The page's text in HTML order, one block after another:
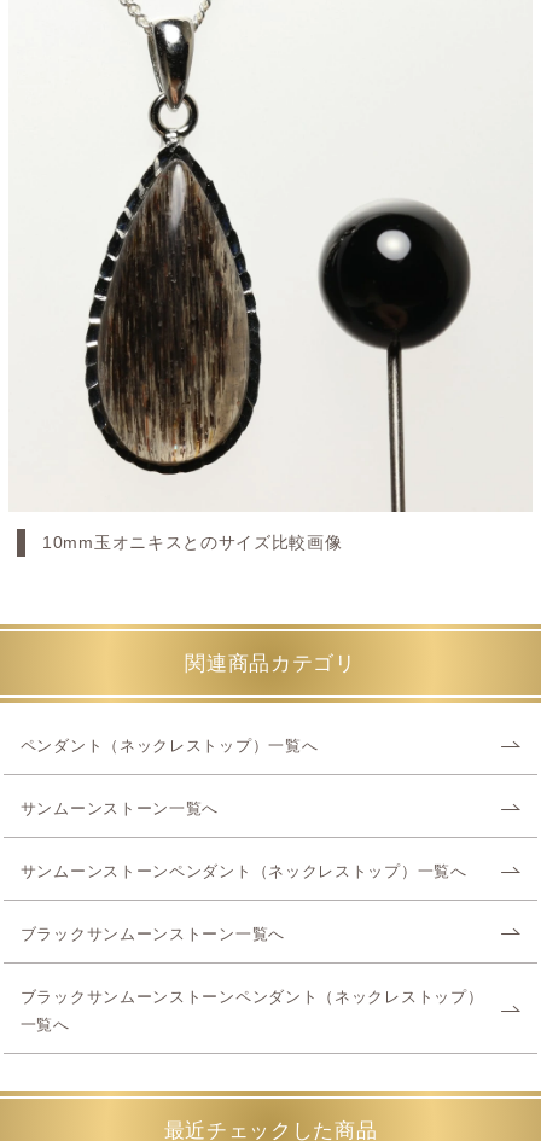
10mm玉オニキスとのサイズ比較画像
関連商品カテゴリ
ペンダント（ネックレストップ）一覧へ
サンムーンストーン一覧へ
サンムーンストーンペンダント（ネックレストップ）一覧へ
ブラックサンムーンストーン一覧へ
ブラックサンムーンストーンペンダント（ネックレストップ）
一覧へ
最近チェックした商品